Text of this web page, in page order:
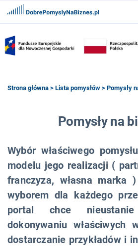
ZALOGUJ
ZAREJESTRUJ
FRANCZYZY
Strona główna > Lista pomysłów > Pomysły
Pomysły na
Wybór właściwego
modelu jego realizacji (
franczyza, własna marka
wyborem dla każdego
portal chce
dokonywaniu właściwych
dostarczanie przykładów i